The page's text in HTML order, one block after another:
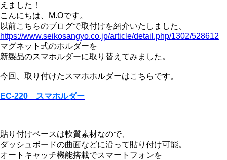
えました！
こんにちは、M.Oです。
以前こちらのブログで取付けを紹介いたしました、
https://www.seikosangyo.co.jp/article/detail.php/1302/528612
マグネット式のホルダーを
新製品のスマホルダーに取り替えてみました。
今回、取り付けたスマホホルダーはこちらです。
EC-220 スマホルダー
貼り付けベースは軟質素材なので、
ダッシュボードの曲面などに沿って貼り付け可能。
オートキャッチ機能搭載でスマートフォンを